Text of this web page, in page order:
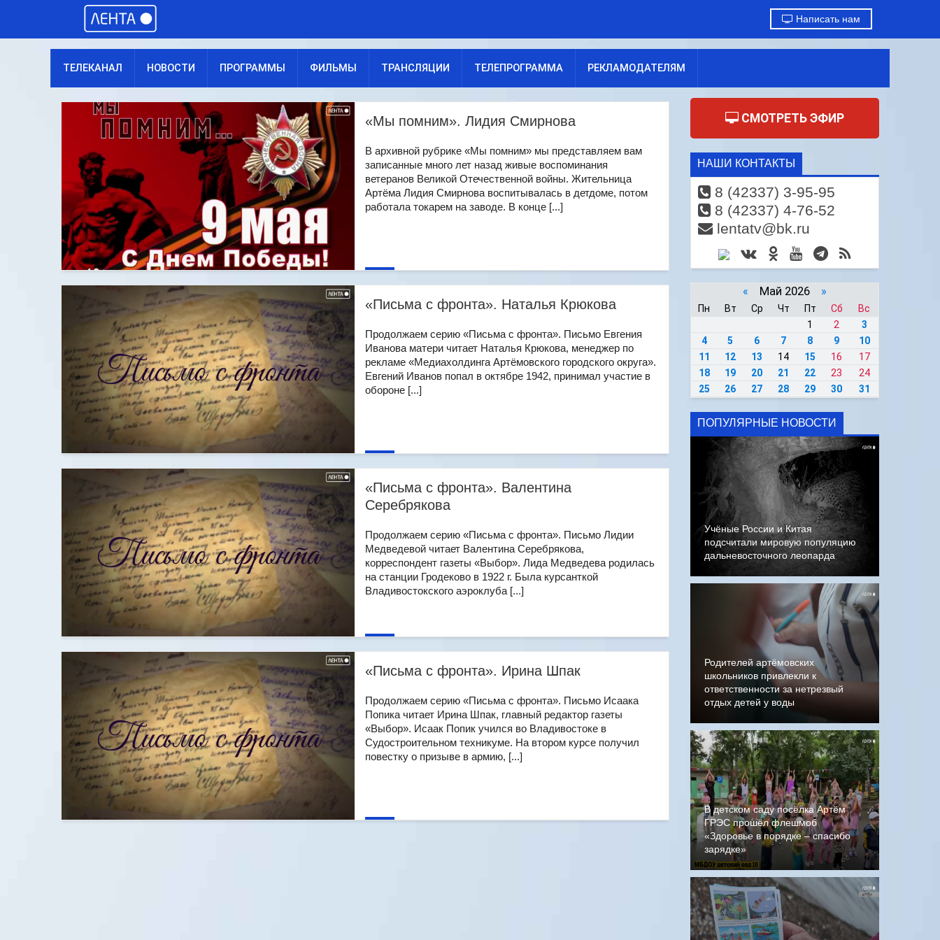
Написать нам
ТЕЛЕКАНАЛ НОВОСТИ ПРОГРАММЫ ФИЛЬМЫ ТРАНСЛЯЦИИ ТЕЛЕПРОГРАММА РЕКЛАМОДАТЕЛЯМ
«Мы помним». Лидия Смирнова
В архивной рубрике «Мы помним» мы представляем вам
записанные много лет назад живые воспоминания
ветеранов Великой Отечественной войны. Жительница
Артёма Лидия Смирнова воспитывалась в детдоме, потом
работала токарем на заводе. В конце [...]
«Письма с фронта». Наталья Крюкова
Продолжаем серию «Письма с фронта». Письмо Евгения
Иванова матери читает Наталья Крюкова, менеджер по
рекламе «Медиахолдинга Артёмовского городского округа».
Евгений Иванов попал в октябре 1942, принимал участие в
обороне [...]
«Письма с фронта». Валентина
Серебрякова
Продолжаем серию «Письма с фронта». Письмо Лидии
Медведевой читает Валентина Серебрякова,
корреспондент газеты «Выбор». Лида Медведева родилась
на станции Гродеково в 1922 г. Была курсанткой
Владивостокского аэроклуба [...]
«Письма с фронта». Ирина Шпак
Продолжаем серию «Письма с фронта». Письмо Исаака
Попика читает Ирина Шпак, главный редактор газеты
«Выбор». Исаак Попик учился во Владивостоке в
Судостроительном техникуме. На втором курсе получил
повестку о призыве в армию, [...]
СМОТРЕТЬ ЭФИР
НАШИ КОНТАКТЫ
8 (42337) 3-95-95
8 (42337) 4-76-52
lentatv@bk.ru
« Май 2026 »
Пн Вт Ср Чт Пт Сб
Вс
1
2
3
4
5 6 7 8 9
10
11
12 13 14 15 16
17
18
19 20 21 22 23
24
25
26 27 28 29 30 31
ПОПУЛЯРНЫЕ НОВОСТИ
Учёные России и Китая
подсчитали мировую популяцию
дальневосточного леопарда
Родителей артёмовских
школьников привлекли к
ответственности за нетрезвый
отдых детей у воды
В детском саду посёлка Артём
ГРЭС прошёл флешмоб
«Здоровье в порядке – спасибо
зарядке»